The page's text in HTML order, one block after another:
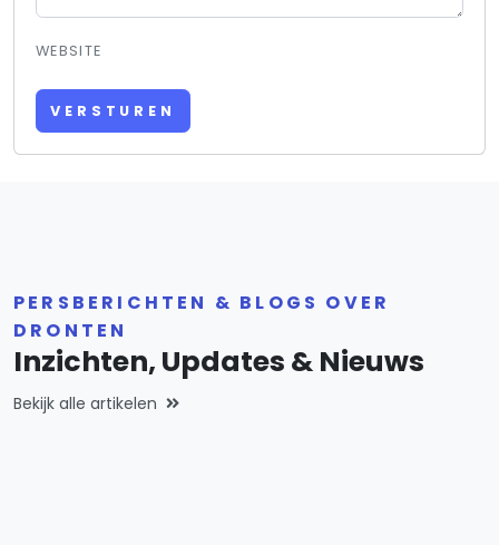
WEBSITE
VERSTUREN
PERSBERICHTEN & BLOGS OVER
DRONTEN
Inzichten, Updates & Nieuws
Bekijk alle artikelen